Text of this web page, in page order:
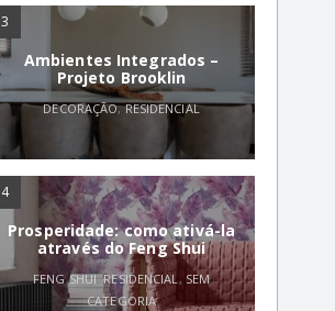
3
Ambientes Integrados –
Projeto Brooklin
DECORAÇÃO,RESIDENCIAL
4
Prosperidade: como ativá-la
através do Feng Shui
FENG SHUI,RESIDENCIAL, SEM
CATEGORIA